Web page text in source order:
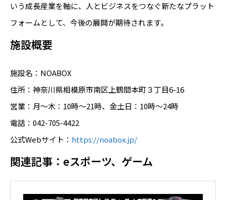
いう成長産業を軸に、人とビジネスをつなぐ新たなプラット
フォームとして、今後の展開が期待されます。
施設概要
施設名：NOABOX
住所：神奈川県相模原市南区上鶴間本町３丁目6-16
営業：月〜木：10時〜21時、金土日：10時〜24時
電話：042-705-4422
公式Webサイト： https://noabox.jp/
関連記事：eスポーツ、ゲーム